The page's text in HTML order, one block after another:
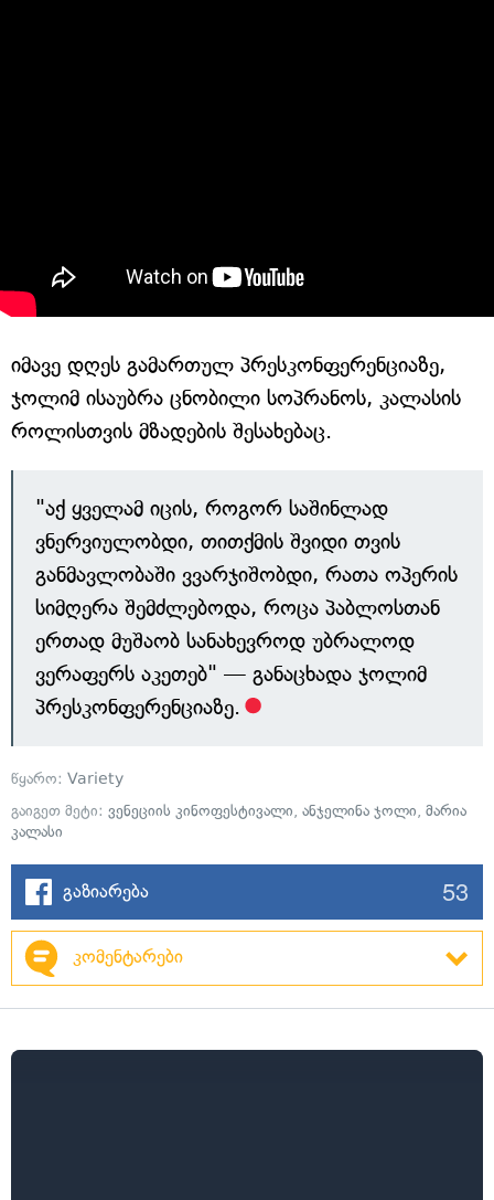
იმავე დღეს გამართულ პრესკონფერენციაზე,
ჯოლიმ ისაუბრა ცნობილი სოპრანოს, კალასის
როლისთვის მზადების შესახებაც.
"აქ ყველამ იცის, როგორ საშინლად
ვნერვიულობდი, თითქმის შვიდი თვის
განმავლობაში ვვარჯიშობდი, რათა ოპერის
სიმღერა შემძლებოდა, როცა პაბლოსთან
ერთად მუშაობ სანახევროდ უბრალოდ
ვერაფერს აკეთებ" — განაცხადა ჯოლიმ
პრესკონფერენციაზე.
წყარო: Variety
გაიგეთ მეტი: ვენეციის კინოფესტივალი, ანჯელინა ჯოლი, მარია
კალასი
გაზიარება 53
კომენტარები